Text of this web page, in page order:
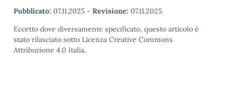
Pubblicato: 07.11.2025 - Revisione: 07.11.2025
Eccetto dove diversamente specificato, questo articolo è
stato rilasciato sotto Licenza Creative Commons
Attribuzione 4.0 Italia.